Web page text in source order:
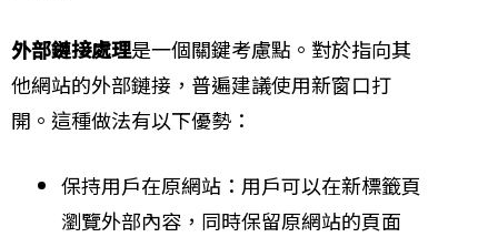
外部鏈接處理是一個關鍵考慮點。對於指向其
他網站的外部鏈接，普遍建議使用新窗口打
開。這種做法有以下優勢：
保持用戶在原網站：用戶可以在新標籤頁
瀏覽外部內容，同時保留原網站的頁面